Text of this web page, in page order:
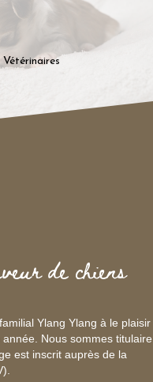
de chiens
Ylang Ylang à le plaisir
Nous sommes titulaire
est inscrit auprès de la